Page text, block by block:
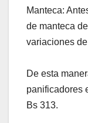
Manteca:
de manteca
variaciones
De esta
panificadores
Bs 313.